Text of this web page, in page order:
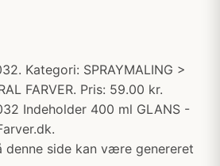
Kategori: SPRAYMALING >
FARVER. Pris: 59.00 kr.
Indeholder 400 ml GLANS -
denne side kan være genereret